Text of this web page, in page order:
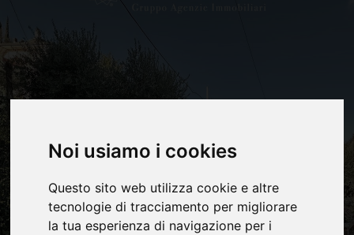
Noi usiamo i cookies
Questo sito web utilizza cookie e altre
tecnologie di tracciamento per migliorare
la tua esperienza di navigazione per i
VENDUTO